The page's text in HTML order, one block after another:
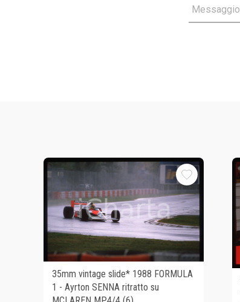
Messaggio
35mm vintage slide* 1988 FORMULA
1 - Ayrton SENNA ritratto su